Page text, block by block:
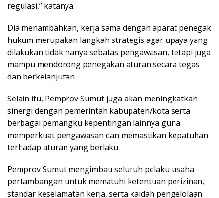
regulasi,” katanya.
Dia menambahkan, kerja sama dengan aparat penegak
hukum merupakan langkah strategis agar upaya yang
dilakukan tidak hanya sebatas pengawasan, tetapi juga
mampu mendorong penegakan aturan secara tegas
dan berkelanjutan.
Selain itu, Pemprov Sumut juga akan meningkatkan
sinergi dengan pemerintah kabupaten/kota serta
berbagai pemangku kepentingan lainnya guna
memperkuat pengawasan dan memastikan kepatuhan
terhadap aturan yang berlaku.
Pemprov Sumut mengimbau seluruh pelaku usaha
pertambangan untuk mematuhi ketentuan perizinan,
standar keselamatan kerja, serta kaidah pengelolaan